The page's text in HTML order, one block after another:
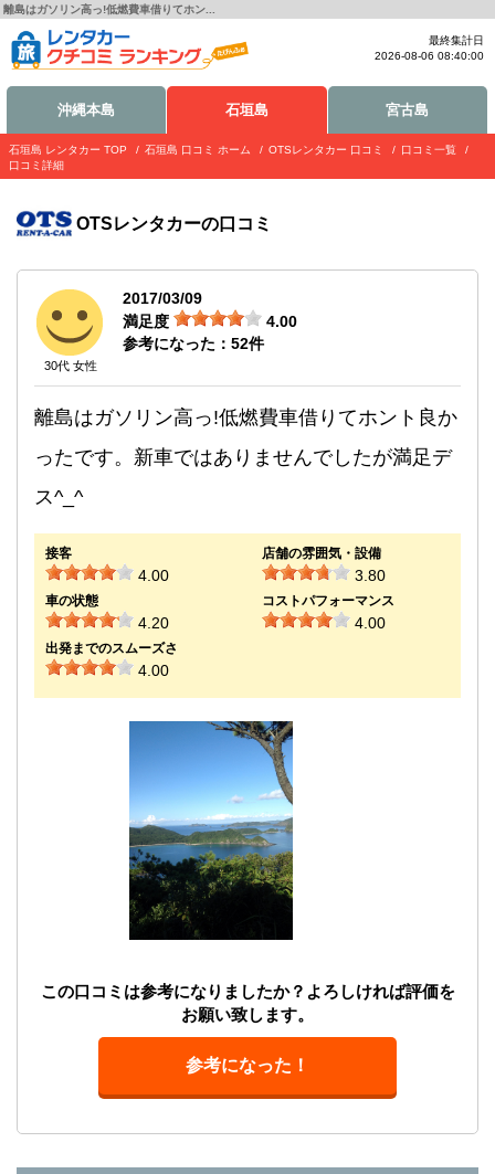
離島はガソリン高っ!低燃費車借りてホン...
最終集計日
2026-08-06 08:40:00
沖縄本島 石垣島 宮古島
石垣島 レンタカー TOP 石垣島 口コミ ホーム OTSレンタカー 口コミ
口コミ一覧
口コミ詳細
OTSレンタカーの口コミ
30代 女性
2017/03/09
満足度
4.00
参考になった： 52件
離島はガソリン高っ!低燃費車借りてホント良か
ったです。新車ではありませんでしたが満足デ
ス^_^
接客
4.00
店舗の雰囲気・設備
3.80
車の状態
4.20
コストパフォーマンス
4.00
出発までのスムーズさ
4.00
この口コミは参考になりましたか？よろしければ評価を
お願い致します。
参考になった！